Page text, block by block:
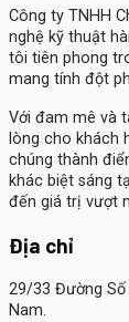
Công ty TNHH
nghệ kỹ thuật
tôi tiên phong
mang tính đột
Với đam mê và
lòng cho khách
chúng thành
khác biệt sáng
đến giá trị vượt
Địa chỉ
29/33 Đường Số
Nam.